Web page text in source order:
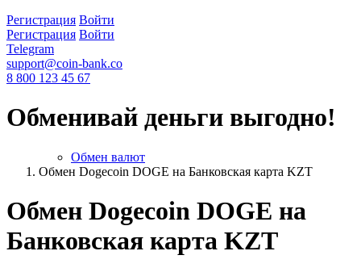
Регистрация Войти
Регистрация Войти
Telegram
support@coin-bank.co
8 800 123 45 67
Обменивай деньги выгодно!
Обмен валют
Обмен Dogecoin DOGE на Банковская карта KZT
Обмен Dogecoin DOGE на
Банковская карта KZT